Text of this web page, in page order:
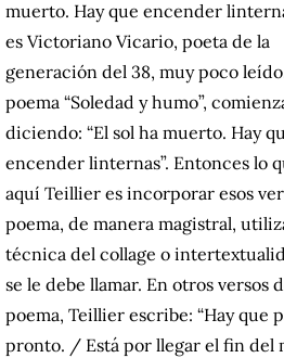
muerto. Hay que encender
es Victoriano Vicario, poeta de la
generación del 38, muy poco
poema “Soledad y humo”,
diciendo: “El sol ha muerto. Hay
encender linternas”. Entonces lo
aquí Teillier es incorporar esos
poema, de manera magistral,
técnica del collage o
se le debe llamar. En otros versos
poema, Teillier escribe: “Hay que
pronto. / Está por llegar el fin del